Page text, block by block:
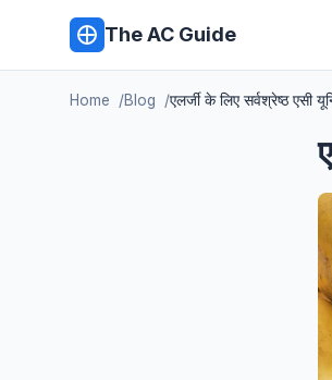
The AC Guide
Home Blog एलर्जी के लिए सर्वश्रेष्ठ एसी